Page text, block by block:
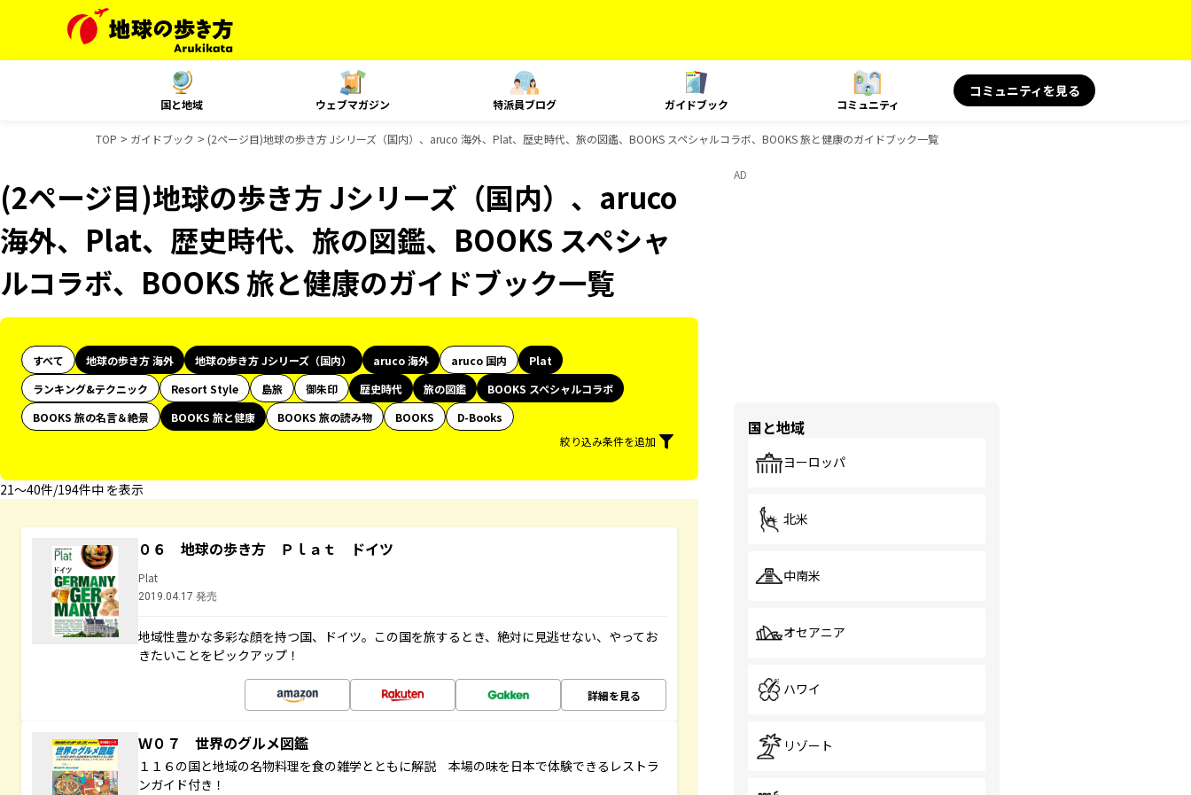
国と地域 ウェブマガジン 特派員ブログ ガイドブック コミュニティ
コミュニティを見る
TOP ガイドブック (2ページ目)地球の歩き方 Jシリーズ（国内）、aruco 海外、Plat、歴史時代、旅の図鑑、BOOKS スペシャルコラボ、BOOKS 旅と健康のガイドブック一覧
(2ページ目)地球の歩き方 Jシリーズ（国内）、aruco
海外、Plat、歴史時代、旅の図鑑、BOOKS スペシャ
ルコラボ、BOOKS 旅と健康のガイドブック一覧
すべて 地球の歩き方 海外 地球の歩き方 Jシリーズ（国内） aruco 海外 aruco 国内
Plat
ランキング&テクニック
Resort Style 島旅 御朱印 歴史時代 旅の図鑑
BOOKS スペシャルコラボ
BOOKS 旅の名言＆絶景
BOOKS 旅と健康 BOOKS 旅の読み物 BOOKS
D-Books
絞り込み条件を追加
21〜40件/194件中 を表示
０６ 地球の歩き方 Ｐｌａｔ ドイツ
Plat
2019.04.17 発売
地域性豊かな多彩な顔を持つ国、ドイツ。この国を旅するとき、絶対に見逃せない、やってお
きたいことをピックアップ！
詳細を見る
Ｗ０７ 世界のグルメ図鑑
１１６の国と地域の名物料理を食の雑学とともに解説 本場の味を日本で体験できるレストラ
ンガイド付き！
AD
国と地域
ヨーロッパ
北米
中南米
オセアニア
ハワイ
リゾート